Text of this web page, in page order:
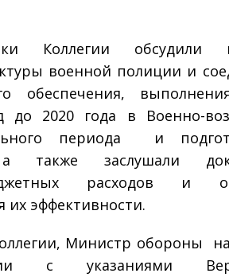
Коллегии обсудили
военной полиции и
обеспечения,
до 2020 года в Военно-
периода и
также заслушали
расходов и
эффективности.
Министр обороны
с указаниями